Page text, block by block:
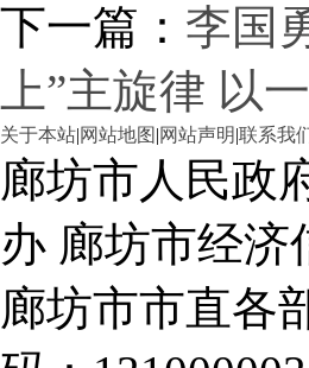
下一篇： 李国
上”主旋律 以
关于本站|网站地图 |网站声明|联系我
廊坊市人民政
办 廊坊市经济
廊坊市市直